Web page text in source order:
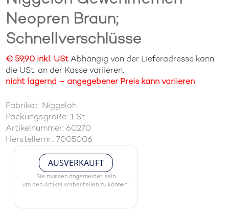
Neopren Braun;
Schnellverschlüsse
€ 59,90 inkl. UStAbhängig von der Lieferadresse kann
die USt. an der Kasse variieren.
nicht lagernd – angegebener Preis kann variieren
Fabrikat: Niggeloh
Packungsgröße: 1 St.
Artikelnummer: 60270
Herstellernr.: 7005006
AUSVERKAUFT
Sie müssen angemeldet sein
um den Artikel vorbestellen zu können!